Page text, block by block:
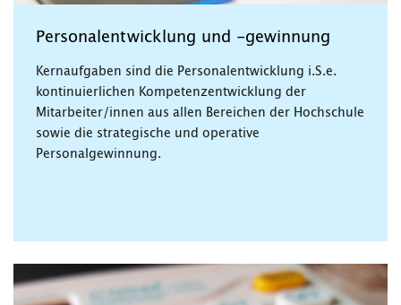
Personalentwicklung und -gewinnung
Kernaufgaben sind die Personalentwicklung i.S.e.
kontinuierlichen Kompetenzentwicklung der
Mitarbeiter/innen aus allen Bereichen der Hochschule
sowie die strategische und operative
Personalgewinnung.